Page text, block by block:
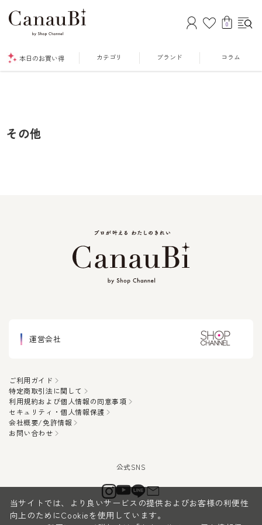
0
本日のお買い得 カテゴリ ブランド コラム
その他
運営会社
ご利用ガイド
特定商取引法に関して
利用規約および個人情報の同意事項
セキュリティ・個人情報保護
会社概要/免許情報
お問い合わせ
当サイトでは、より良いサービスの提供およびお客様の利便性
向上のためにCookieを使用しています。